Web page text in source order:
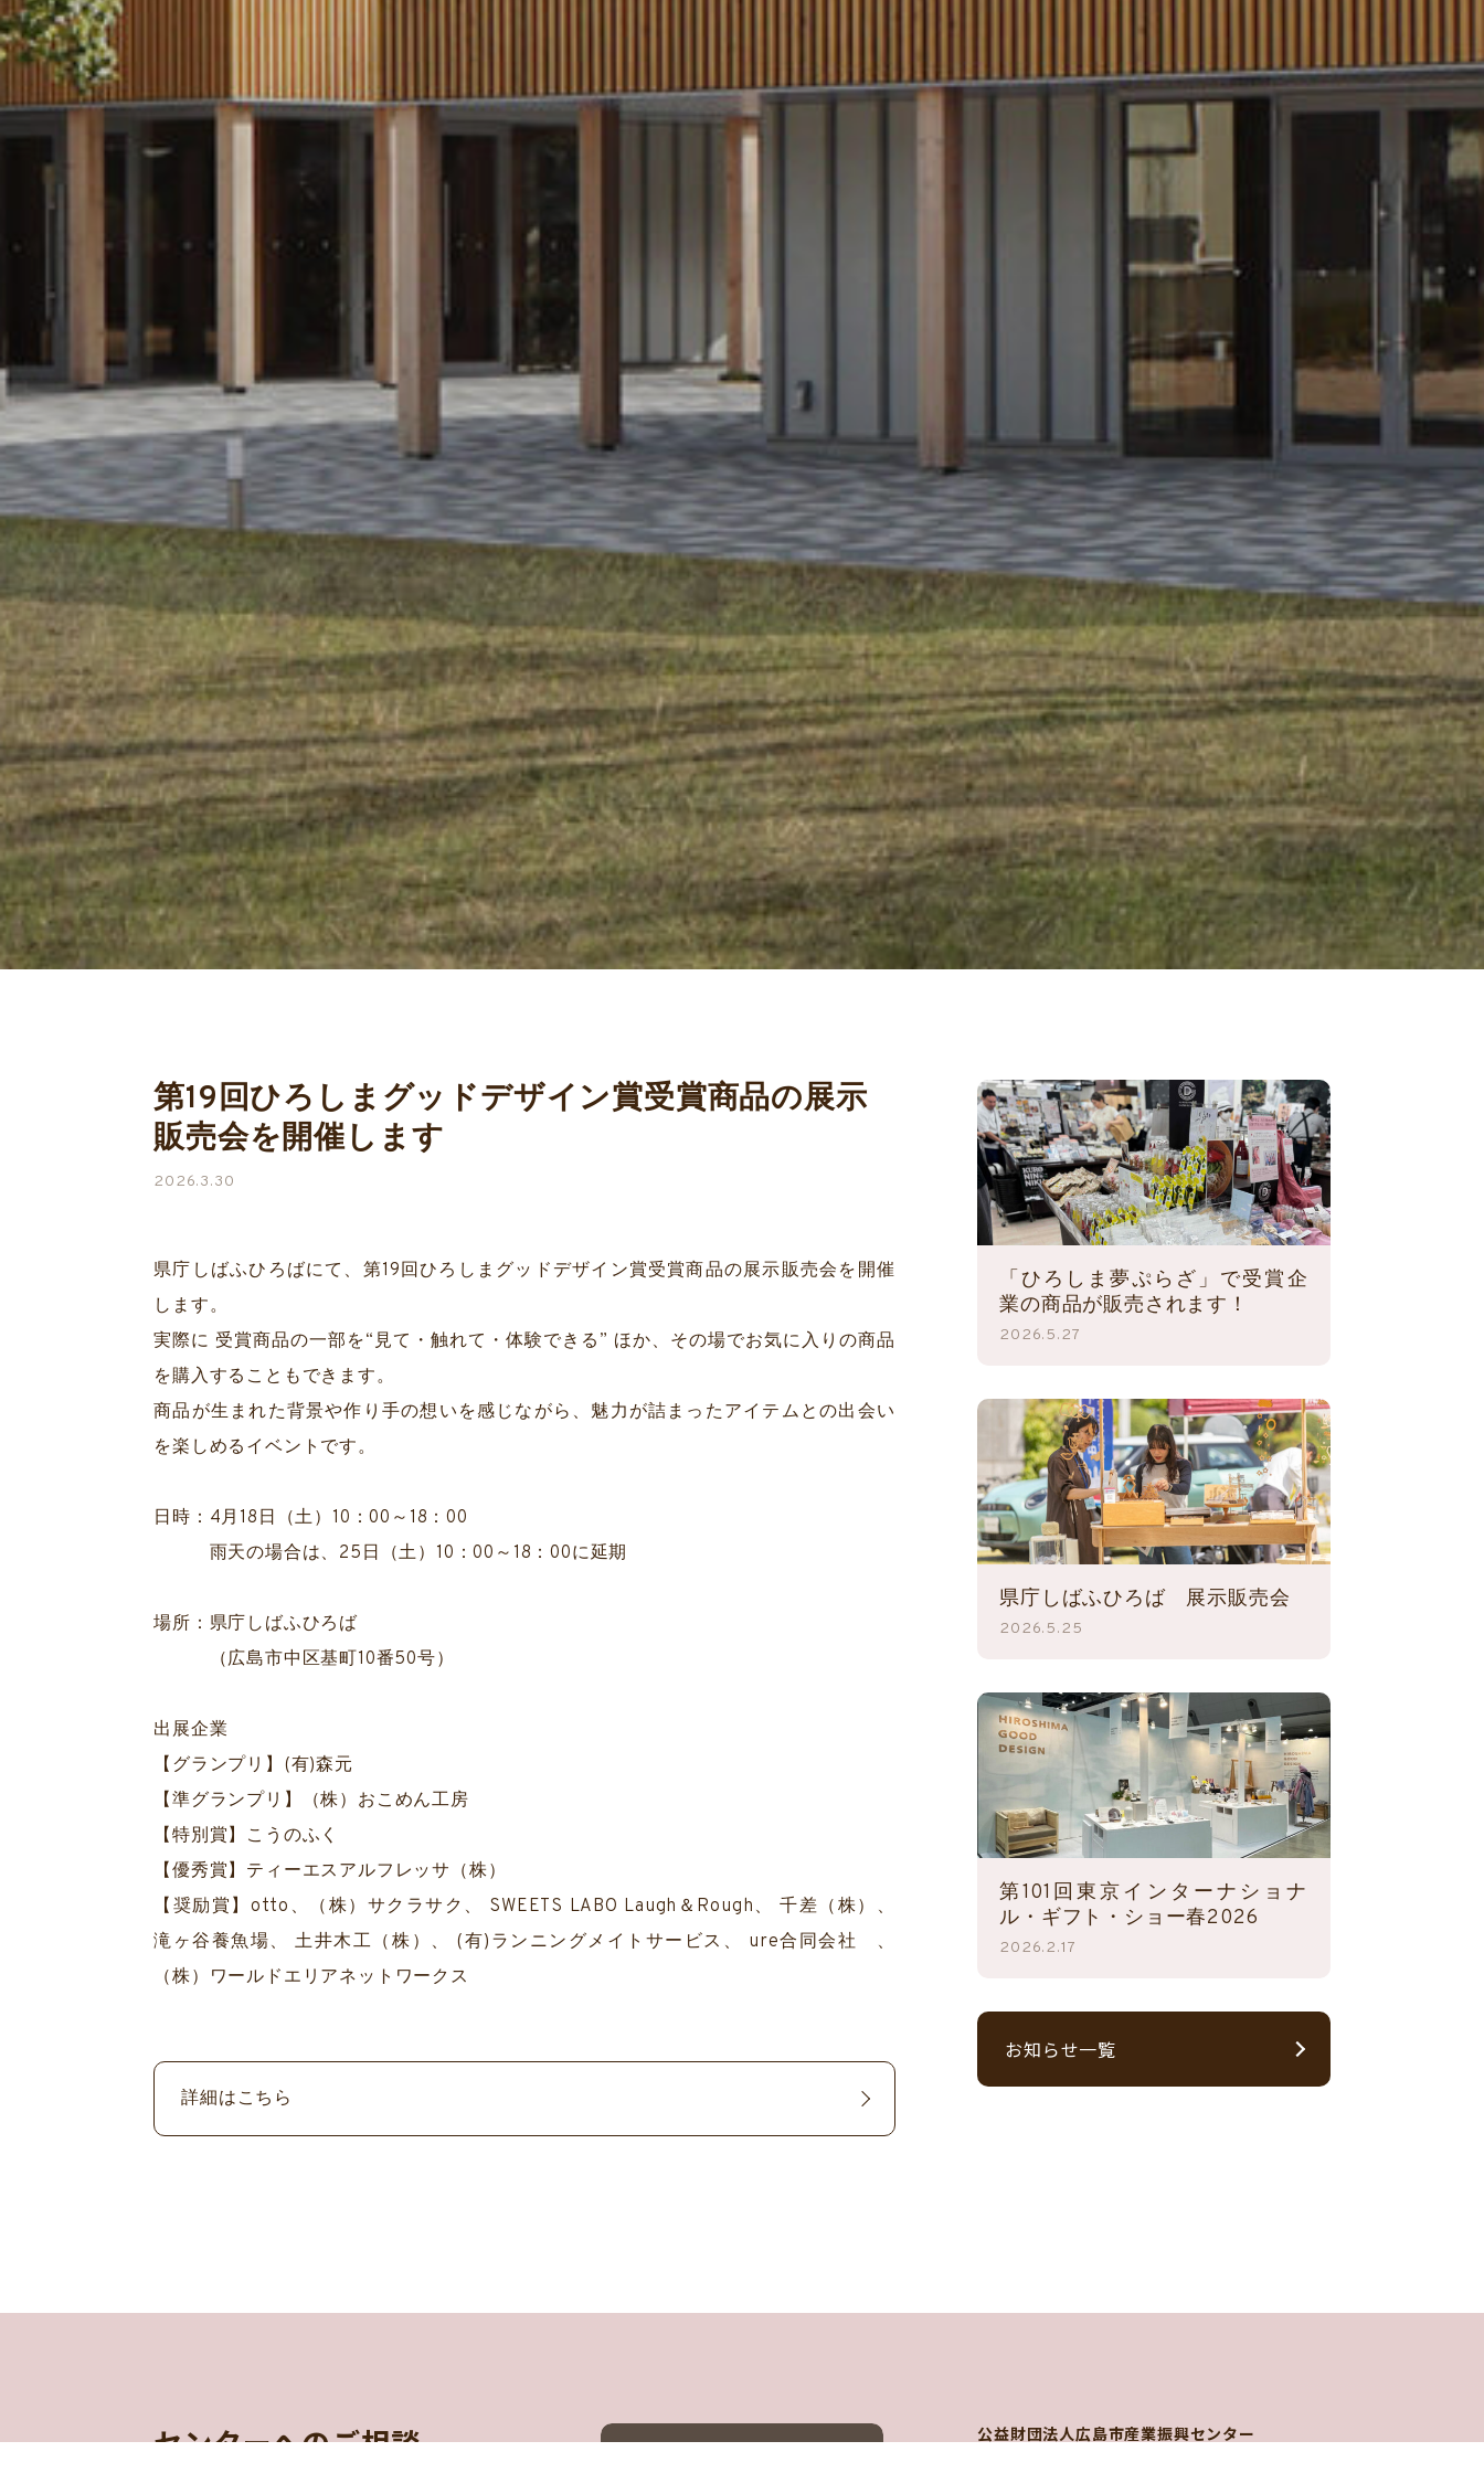
第19回ひろしまグッドデザイン賞受賞商品の展示
販売会を開催します
2026.3.30
県庁しばふひろばにて、第19回ひろしまグッドデザイン賞受賞商品の展示販売会を開催
します。
実際に 受賞商品の一部を“見て・触れて・体験できる” ほか、その場でお気に入りの商品
を購入することもできます。
商品が生まれた背景や作り手の想いを感じながら、魅力が詰まったアイテムとの出会い
を楽しめるイベントです。
日時：4月18日（土）10：00～18：00
雨天の場合は、25日（土）10：00～18：00に延期
場所：県庁しばふひろば
（広島市中区基町10番50号）
出展企業
【グランプリ】(有)森元
【準グランプリ】（株）おこめん工房
【特別賞】こうのふく
【優秀賞】ティーエスアルフレッサ（株）
【奨励賞】otto、（株）サクラサク、 SWEETS LABO Laugh＆Rough、 千差（株）、
滝ヶ谷養魚場、 土井木工（株）、 (有)ランニングメイトサービス、 ure合同会社 、
（株）ワールドエリアネットワークス
詳細はこちら
「ひろしま夢ぷらざ」で受賞企
業の商品が販売されます！
2026.5.27
県庁しばふひろば 展示販売会
2026.5.25
第101回東京インターナショナ
ル・ギフト・ショー春2026
2026.2.17
お知らせ一覧
センターへのご相談
公益財団法人広島市産業振興センター